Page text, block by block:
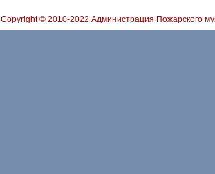
Copyright © 2010-2022 Администрация Пожарского